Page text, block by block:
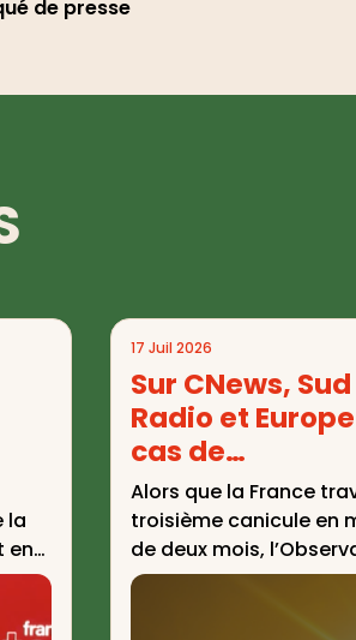
de presse
la
en
17 Juil 2026
Sur CNews, Sud
Radio et Europe
cas de
toutes les 20
minutes
climat
vague de
Alors que la France
troisième canicule en
de deux mois,
des Médias sur